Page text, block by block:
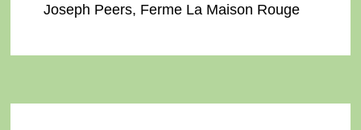
Joseph Peers, Ferme La Maison Rouge